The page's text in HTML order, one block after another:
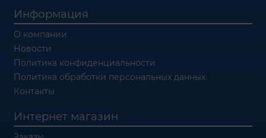
Информация
О компании
Новости
Политика конфиденциальности
Политика обработки персональных данных
Контакты
Интернет магазин